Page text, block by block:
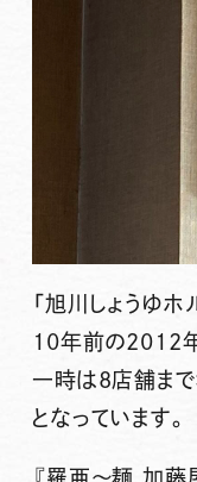
「旭川しょうゆホ
10年前の2012年
一時は8店舗ま
となっています。
『羅亜〜麺 加藤